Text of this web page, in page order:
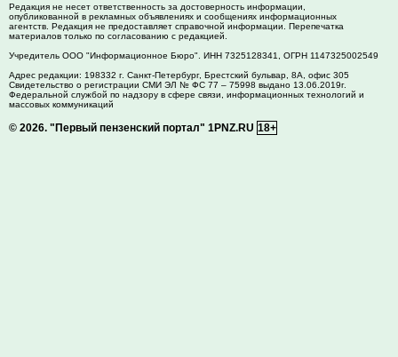
Редакция не несет ответственность за достоверность информации,
опубликованной в рекламных объявлениях и сообщениях информационных
агентств. Редакция не предоставляет справочной информации. Перепечатка
материалов только по согласованию с редакцией.
Учредитель ООО "Информационное Бюро". ИНН 7325128341, ОГРН 1147325002549
Адрес редакции: 198332 г. Санкт-Петербург, Брестский бульвар, 8А, офис 305
Свидетельство о регистрации СМИ ЭЛ № ФС 77 – 75998 выдано 13.06.2019г.
Федеральной службой по надзору в сфере связи, информационных технологий и
массовых коммуникаций
© 2026. "Первый пензенский портал" 1PNZ.RU 18+